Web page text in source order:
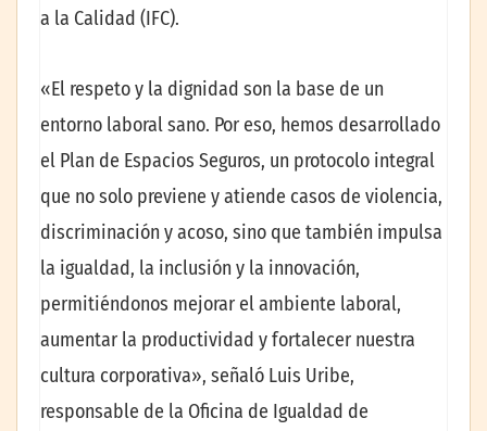
a la Calidad (IFC).
«El respeto y la dignidad son la base de un
entorno laboral sano. Por eso, hemos desarrollado
el Plan de Espacios Seguros, un protocolo integral
que no solo previene y atiende casos de violencia,
discriminación y acoso, sino que también impulsa
la igualdad, la inclusión y la innovación,
permitiéndonos mejorar el ambiente laboral,
aumentar la productividad y fortalecer nuestra
cultura corporativa», señaló Luis Uribe,
responsable de la Oficina de Igualdad de